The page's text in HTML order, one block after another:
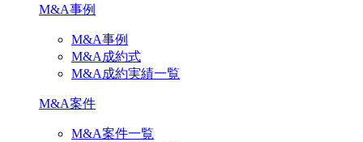
M&A事例
M&A事例
M&A成約式
M&A成約実績一覧
M&A案件
M&A案件一覧